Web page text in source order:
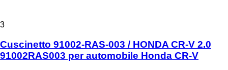
3
Cuscinetto 91002-RAS-003 / HONDA CR-V 2.0
91002RAS003 per automobile Honda CR-V